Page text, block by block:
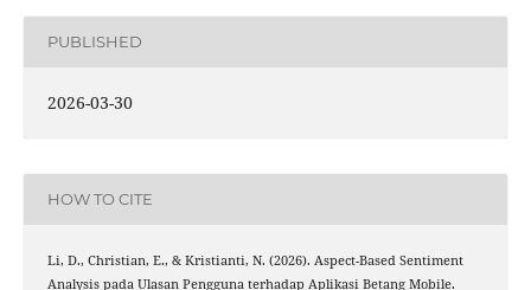
PUBLISHED
2026-03-30
HOW TO CITE
Li, D., Christian, E., & Kristianti, N. (2026). Aspect-Based Sentiment
Analysis pada Ulasan Pengguna terhadap Aplikasi Betang Mobile.